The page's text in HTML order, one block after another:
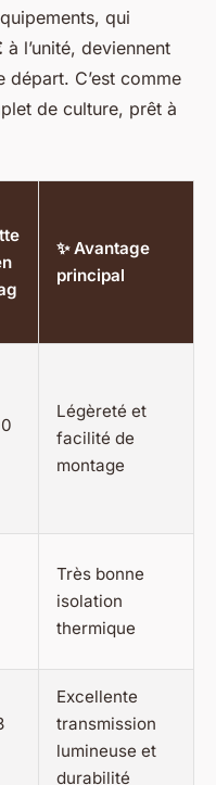
qui
à l’unité, deviennent
C’est comme
de culture, prêt à
✨ Avantage
principal
Légèreté et
facilité de
montage
Très bonne
isolation
thermique
Excellente
transmission
lumineuse et
durabilité